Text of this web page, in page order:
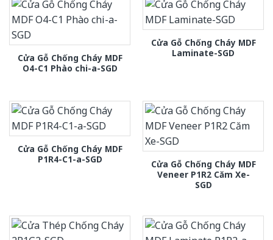
Cửa Gỗ Chống Cháy MDF
O4-C1 Phào chi-a-SGD
Cửa Gỗ Chống Cháy MDF
Laminate-SGD
Cửa Gỗ Chống Cháy MDF
P1R4-C1-a-SGD
Cửa Gỗ Chống Cháy MDF
Veneer P1R2 Căm Xe-
SGD